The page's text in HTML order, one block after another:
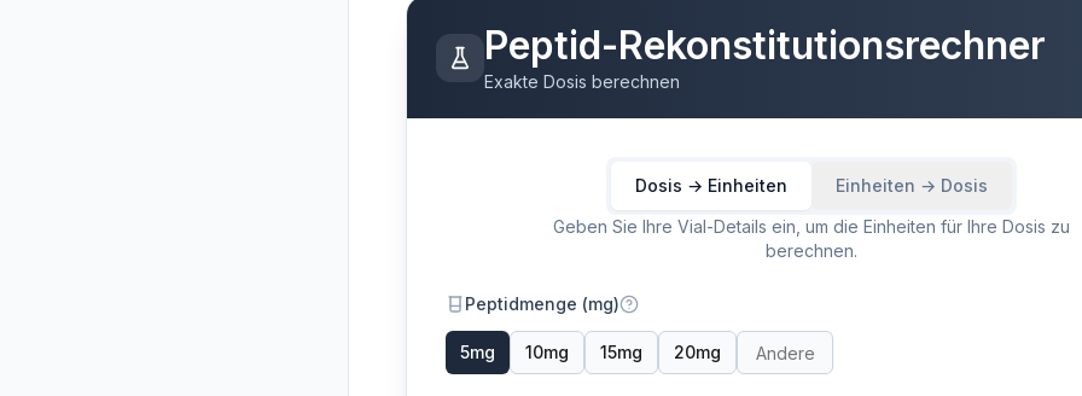
Peptid-Rekonstitutionsrechner
Exakte Dosis berechnen
Dosis → Einheiten
Einheiten → Dosis
Geben Sie Ihre Vial-Details ein, um die Einheiten für Ihre Dosis zu
berechnen.
Peptidmenge (mg)
5mg 10mg 15mg 20mg